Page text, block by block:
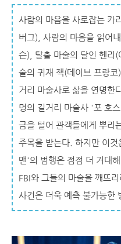
사람의 마음을 사로잡는 카
버그), 사람의 마음을 읽어
슨), 탈출 마술의 달인 헨리
술의 귀재 잭(데이브 프랑
거리 마술사로 삶을 연명한
명의 길거리 마술사 '포 호
금을 털어 관객들에게 뿌리
주목을 받는다. 하지만 이
맨'의 범행은 점점 더 거대
FBI와 그들의 마술을 깨뜨
사건은 더욱 예측 불가능한